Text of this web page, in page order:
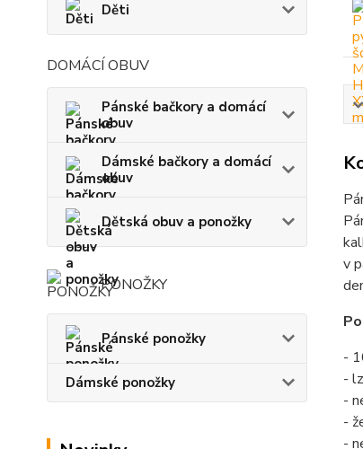
Děti
DOMÁCÍ OBUV
Pánské bačkory a domácí
obuv
Dámské bačkory a domácí
obuv
Dětská obuv a ponožky
PONOŽKY
Pánské ponožky
Dámské ponožky
v
-
-
-
-
-